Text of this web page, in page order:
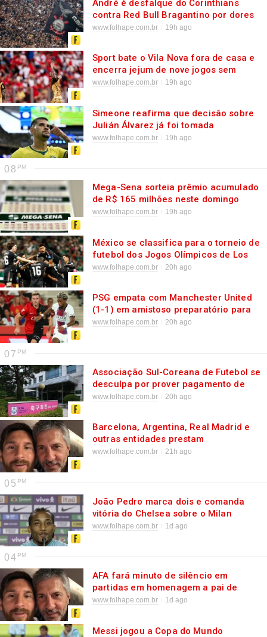
André é desfalque do Corinthians
contra Red Bull Bragantino por dores
na coxa direita
www.folhape.com.br 19h ago
Sport bate o Vila Nova fora de casa e
encerra jejum de nove jogos sem
vencer na Série B
www.folhape.com.br 19h ago
Simeone reafirma que decisão sobre
Julián Álvarez já foi tomada
www.folhape.com.br 19h ago
08
Mega-Sena sorteia prêmio acumulado
de R$ 165 milhões neste domingo
www.folhape.com.br 19h ago
México se classifica para o torneio de
futebol dos Jogos Olímpicos de Los
Angeles 2028
www.folhape.com.br 20h ago
PSG empata com Manchester United
(1-1) em amistoso preparatório para
Supercopa da Europa
www.folhape.com.br 20h ago
07
Associação Sul-Coreana de Futebol se
desculpa por prover pagamento de
favor sexual a árbitros
www.folhape.com.br 20h ago
Barcelona, Argentina, Real Madrid e
outras entidades prestam
condolências a pai de Messi
www.folhape.com.br 21h ago
05
João Pedro marca dois e comanda
vitória do Chelsea sobre o Milan
www.folhape.com.br 1d ago
04
AFA fará minuto de silêncio em
partidas em homenagem a pai de
Lionel Messi
www.folhape.com.br 1d ago
Messi jogou a Copa do Mundo